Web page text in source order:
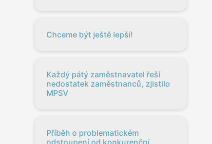
Chceme být ještě lepší!
Každý pátý zaměstnavatel řeší
nedostatek zaměstnanců, zjistilo
MPSV
Příběh o problematickém
odstoupení od konkurenční